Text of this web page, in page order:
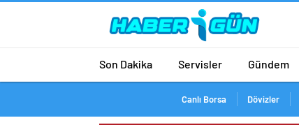
Son Dakika Servisler Gündem
Canlı Borsa Dövizler